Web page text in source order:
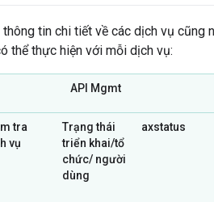
tin chi tiết về các dịch vụ cũng
thể thực hiện với mỗi dịch vụ:
API Mgmt
tra
vụ
Trạng thái
triển khai/tổ
chức/ người
dùng
axstatus